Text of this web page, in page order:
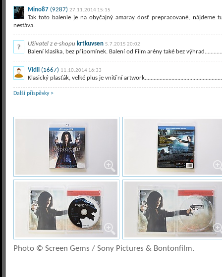
Mino87 (9287) 27.11.2014 15:15
Tak toto balenie je na obyčajný amaray dosť prepracované, nájdeme
nestáva.
Uživatel z e-shopu krtkuvsen 5.7.2015 20:02
Balení klasika, bez připomínek. Balení od Film arény také bez
Vidli (1667) 11.10.2014 16:33
Klasický plasťák, velké plus je vnitřní
Další příspěvky >
Photo © Screen Gems / Sony Pictures & Bontonfilm.